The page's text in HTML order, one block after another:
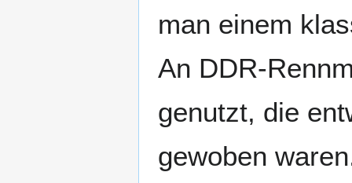
man einem
An DDR-
genutzt, die
gewoben